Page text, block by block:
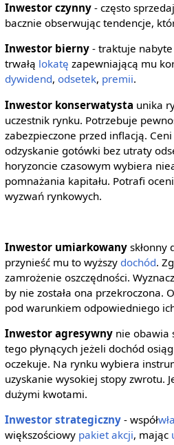
Inwestor czynny- często
bacznie obserwując tendencje,
Inwestor bierny- traktuje nabyte
trwałą lokatę zapewniającą mu
dywidend, odsetek, premii.
Inwestor konserwatysta unika
uczestnik rynku. Potrzebuje
zabezpieczone przed inflacją. Ceni
odzyskanie gotówki bez utraty
horyzoncie czasowym wybiera
pomnażania kapitału. Potrafi
wyzwań rynkowych.
Inwestor umiarkowanyskłonny
przynieść mu to wyższy dochód.
zamrożenie oszczędności.
by nie została ona przekroczona.
pod warunkiem odpowiedniego
Inwestor agresywnynie obawia
tego płynących jeżeli dochód
oczekuje. Na rynku wybiera
uzyskanie wysokiej stopy zwrotu.
dużymi kwotami.
Inwestor strategiczny- współ
większościowy pakiet akcji, mając